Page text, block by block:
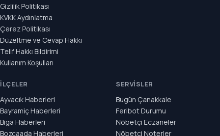
Gizlilik Politikası
KVKK Aydınlatma
Çerez Politikası
Düzeltme ve Cevap Hakkı
Telif Hakkı Bildirimi
Kullanım Koşulları
İLÇELER
Ayvacık Haberleri
Bayramiç Haberleri
Biga Haberleri
Bozcaada Haberleri
SERVISLER
Bugün Çanakkale
Feribot Durumu
Nöbetçi Eczaneler
Nöbetçi Noterler